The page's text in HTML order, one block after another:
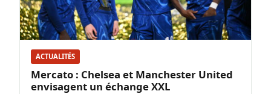
ACTUALITÉS
Mercato : Chelsea et Manchester United
envisagent un échange XXL